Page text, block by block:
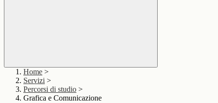
Home >
Servizi >
Percorsi di studio >
Grafica e Comunicazione